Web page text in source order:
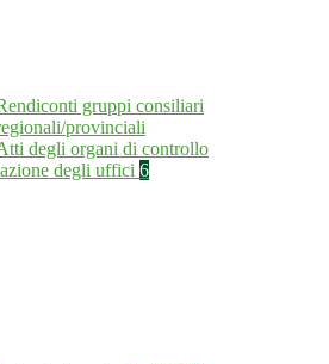
gruppi consiliari
provinciali
degli organi di controllo
degli uffici 6